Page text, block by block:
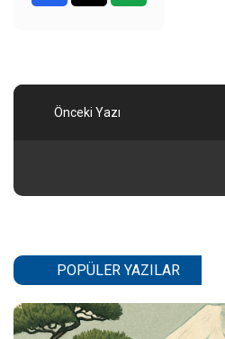
Önceki Yazı
POPÜLER YAZILAR